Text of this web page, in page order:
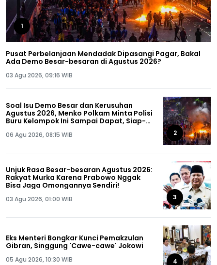
1
Pusat Perbelanjaan Mendadak Dipasangi Pagar, Bakal
Ada Demo Besar-besaran di Agustus 2026?
03 Agu 2026, 09:16 WIB
Soal Isu Demo Besar dan Kerusuhan
Agustus 2026, Menko Polkam Minta Polisi
Buru Kelompok Ini Sampai Dapat, Siap-
06 Agu 2026, 08:15 WIB 2
Unjuk Rasa Besar-besaran Agustus 2026:
Rakyat Murka Karena Prabowo Nggak
Bisa Jaga Omongannya Sendiri!
03 Agu 2026, 01:00 WIB 3
Eks Menteri Bongkar Kunci Pemakzulan
Gibran, Singgung 'Cawe-cawe' Jokowi
05 Agu 2026, 10:30 WIB 4